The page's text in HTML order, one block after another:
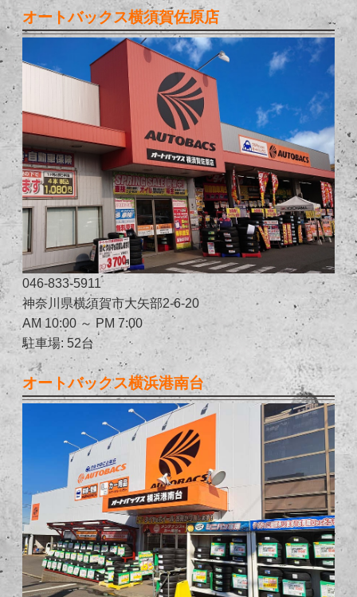
オートバックス横須賀佐原店
046-833-5911
神奈川県横須賀市大矢部2-6-20
AM 10:00 ～ PM 7:00
駐車場: 52台
オートバックス横浜港南台